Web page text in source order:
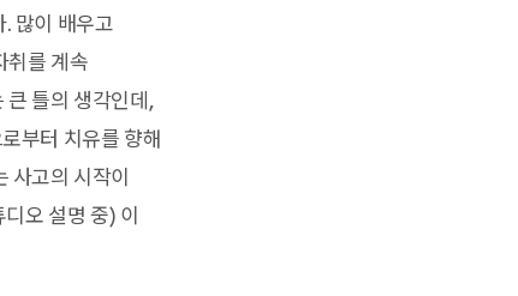
. 많이 배우고
취를 계속
큰 틀의 생각인데,
부터 치유를 향해
사고의 시작이
오 설명 중) 이